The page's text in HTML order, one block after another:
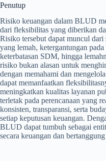
Penutup
Risiko keuangan dalam BLUD
dari fleksibilitas yang diberikan
Risiko tersebut dapat muncul dari
yang lemah, ketergantungan
keterbatasan SDM, hingga
risiko bukan alasan untuk
dengan memahami dan
dapat memanfaatkan
meningkatkan kualitas layanan
terletak pada perencanaan yang
konsisten, transparansi, serta
setiap keputusan keuangan.
BLUD dapat tumbuh sebagai
secara keuangan dan